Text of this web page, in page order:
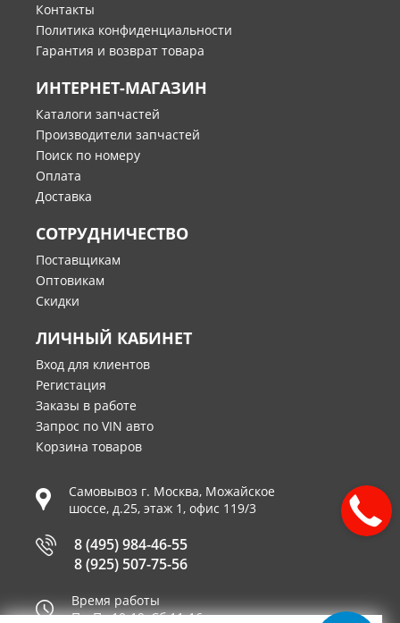
Контакты
Политика конфиденциальности
Гарантия и возврат товара
ИНТЕРНЕТ-МАГАЗИН
Каталоги запчастей
Производители запчастей
Поиск по номеру
Оплата
Доставка
СОТРУДНИЧЕСТВО
Поставщикам
Оптовикам
Скидки
ЛИЧНЫЙ КАБИНЕТ
Вход для клиентов
Регистация
Заказы в работе
Запрос по VIN авто
Корзина товаров
Самовывоз г. Москва, Можайское
шоссе, д.25, этаж 1, офис 119/3
8 (495) 984-46-55
8 (925) 507-75-56
Время работы
Пн-Пт 10-19, Сб 11-16